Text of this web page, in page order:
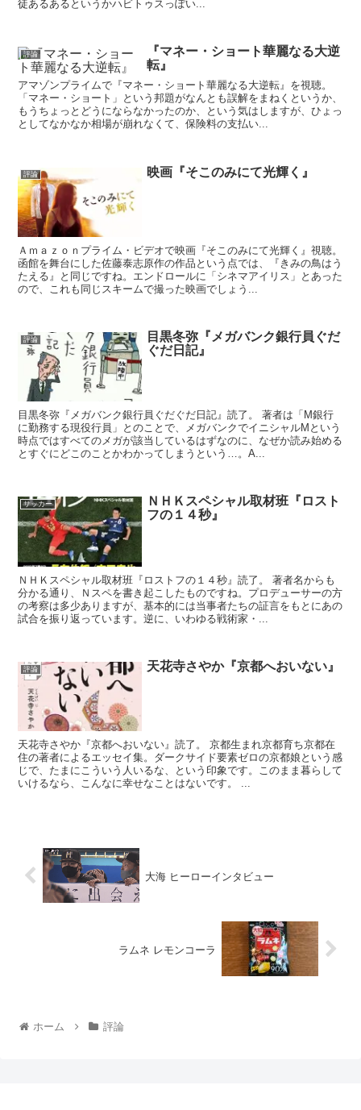
徒あるあるというかハビトゥスっぽい...
評論
『マネー・ショート華麗なる大逆
転』
アマゾンプライムで『マネー・ショート華麗なる大逆転』を視聴。
「マネー・ショート」という邦題がなんとも誤解をまねくというか、
もうちょっとどうにならなかったのか、という気はしますが、ひょっ
としてなかなか相場が崩れなくて、保険料の支払い...
評論 映画『そこのみにて光輝く』
Ａｍａｚｏｎプライム・ビデオで映画『そこのみにて光輝く』視聴。
函館を舞台にした佐藤泰志原作の作品という点では、『きみの鳥はう
たえる』と同じですね。エンドロールに「シネマアイリス」とあった
ので、これも同じスキームで撮った映画でしょう...
評論
目黒冬弥『メガバンク銀行員ぐだ
ぐだ日記』
目黒冬弥『メガバンク銀行員ぐだぐだ日記』読了。 著者は「M銀行
に勤務する現役行員」とのことで、メガバンクでイニシャルMという
時点ではすべてのメガが該当しているはずなのに、なぜか読み始める
とすぐにどこのことかわかってしまうという…。A...
サッカー
ＮＨＫスペシャル取材班『ロスト
フの１４秒』
ＮＨＫスペシャル取材班『ロストフの１４秒』読了。 著者名からも
分かる通り、Ｎスペを書き起こしたものですね。プロデューサーの方
の考察は多少ありますが、基本的には当事者たちの証言をもとにあの
試合を振り返っています。逆に、いわゆる戦術家・...
評論 天花寺さやか『京都へおいない』
天花寺さやか『京都へおいない』読了。 京都生まれ京都育ち京都在
住の著者によるエッセイ集。ダークサイド要素ゼロの京都娘という感
じで、たまにこういう人いるな、という印象です。このまま暮らして
いけるなら、こんなに幸せなことはないです。 ...
大海 ヒーローインタビュー
ラムネ レモンコーラ
ホーム 評論